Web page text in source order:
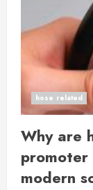
hose related
Why are
modern